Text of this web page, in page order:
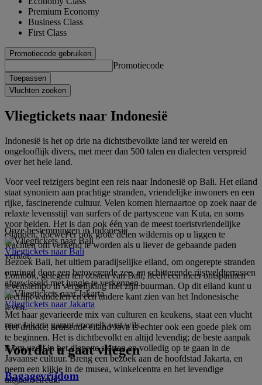
Premium Economy
Business Class
First Class
Promotiecode gebruiken
Promotiecode
Toepassen
Vluchten zoeken
Vliegtickets naar Indonesië
Indonesië is het op drie na dichtstbevolkte land ter wereld en
ongelooflijk divers, met meer dan 500 talen en dialecten verspreid
over het hele land.
Voor veel reizigers begint een reis naar Indonesië op Bali. Het eiland
staat synoniem aan prachtige stranden, vriendelijke inwoners en een
rijke, fascinerende cultuur. Velen komen hiernaartoe op zoek naar de
relaxte levensstijl van surfers of de partyscene van Kuta, en soms
voor beiden. Het is dan ook één van de meest toeristvriendelijke
eilanden, hoewel er ook grote delen wildernis op u liggen te
wachten om verkend te worden als u liever de gebaande paden
verlaat.
Lombok, gelegen ten oosten van Bali, heeft een meer ontspannen
levenstempo in vergelijking met zijn buurman. Op dit eiland kunt u
heerlijk wandelen en een andere kant zien van het Indonesische
leven.
Het drukke, bruisende eiland Java is echter ook een goede plek om
te beginnen. Het is dichtbevolkt en altijd levendig; de beste aanpak
is om uzelf in het diepe te storten en volledig op te gaan in de
Javaanse cultuur. Breng een bezoek aan de hoofdstad Jakarta, en
neem een kijkje in de musea, winkelcentra en het levendige
uitgaanscircuit.
Onze bestemmingen in Indonesië
Vliegtickets naar Bali
Bezoek Bali, het ultiem paradijselijke eiland, om ongerepte stranden
omringd door een betoverende zee, en schitterende rijstveldterrassen
afgewisseld met jungle te verkennen.
Vliegtickets naar Jakarta
Met haar gevarieerde mix van culturen en keukens, staat een vlucht
naar Jakarta garant voor elk wat wils.
Voordat u gaat vliegen
Bagagevrijdom